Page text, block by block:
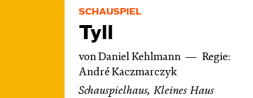
SCHAUSPIEL
Tyll
von Daniel Kehlmann
Regie:
André Kaczmarczyk
Schauspielhaus, Kleines Haus